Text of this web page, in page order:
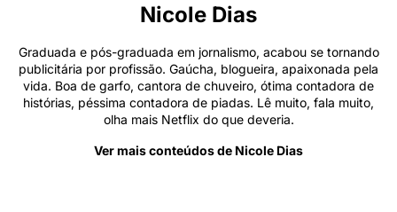
Nicole Dias
Graduada e pós-graduada em jornalismo, acabou se tornando
publicitária por profissão. Gaúcha, blogueira, apaixonada pela
vida. Boa de garfo, cantora de chuveiro, ótima contadora de
histórias, péssima contadora de piadas. Lê muito, fala muito,
olha mais Netflix do que deveria.
Ver mais conteúdos de Nicole Dias